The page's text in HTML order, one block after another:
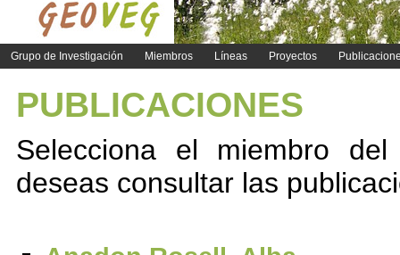
Grupo de Investigación Miembros Líneas Proyectos
PUBLICACIONES
Selecciona el miembro
deseas consultar las